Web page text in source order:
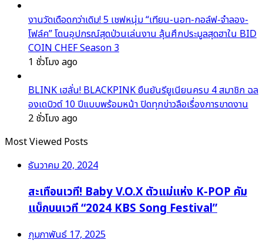
งานวัดเดือดกว่าเดิม! 5 เชฟหนุ่ม “เทียน-นอท-กอล์ฟ-จำลอง-
โฟล์ค” โดนอุปกรณ์สุดป่วนเล่นงาน ลุ้นศึกประมูลสุดฮาใน BID
COIN CHEF Season 3
1 ชั่วโมง ago
BLINK เฮลั่น! BLACKPINK ยืนยันรียูเนียนครบ 4 สมาชิก ฉล
องเดบิวต์ 10 ปีแบบพร้อมหน้า ปิดทุกข่าวลือเรื่องการขาดงาน
2 ชั่วโมง ago
Most Viewed Posts
ธันวาคม 20, 2024
สะเทือนเวที! Baby V.O.X ตัวแม่แห่ง K-POP คัม
แบ็กบนเวที “2024 KBS Song Festival”
กุมภาพันธ์ 17, 2025